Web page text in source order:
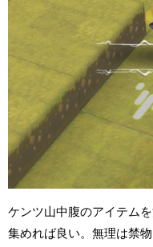
ケンツ山中腹のアイテム
集めれば良い。無理は禁